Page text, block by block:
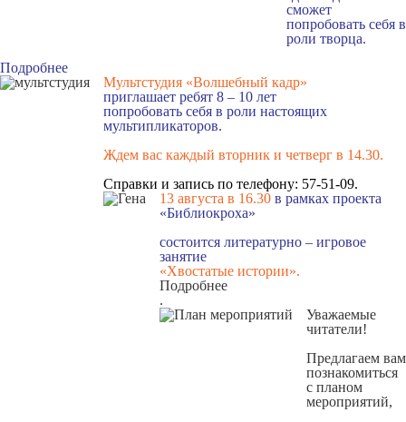
сможет
попробовать себя в
роли творца.
Подробнее
Мультстудия «Волшебный кадр»
приглашает ребят 8 – 10 лет
попробовать себя в роли настоящих
мультипликаторов.
Ждем вас каждый вторник и четверг в 14.30.
Справки и запись по телефону: 57-51-09.
13 августа в 16.30 в рамках проекта
«Библиокроха»
состоится литературно – игровое
занятие
«Хвостатые истории».
Подробнее
.
Уважаемые
читатели!
Предлагаем вам
познакомиться
с планом
мероприятий,